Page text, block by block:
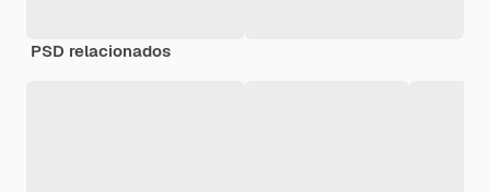
PSD relacionados